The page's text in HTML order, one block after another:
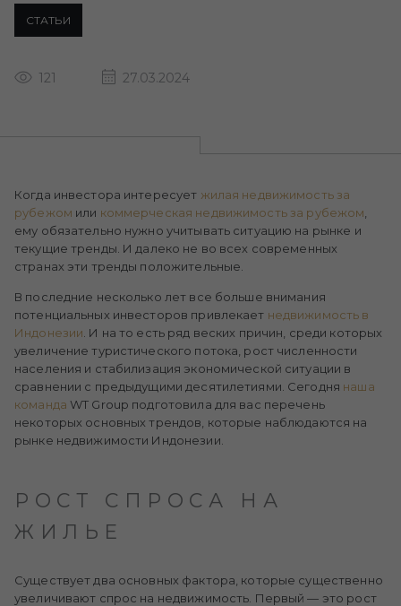
СТАТЬИ
121 27.03.2024
Когда инвестора интересует жилая недвижимостьза
рубежом или коммерческая недвижимостьза рубежом
ему обязательно нужно учитывать ситуацию на рынке и
текущие тренды. И далеко не во всех современных
странах эти тренды положительные.
В последние несколько лет все больше внимания
потенциальных инвесторов привлекает недвижимость в
Индонезии . И на то есть ряд веских причин, среди которых
увеличение туристического потока, рост численности
населения и стабилизация экономической ситуации в
сравнении с предыдущими десятилетиями. Сегодня наша
команда WT Group подготовила для вас перечень
некоторых основных трендов, которые наблюдаются на
рынке недвижимости Индонезии.
РОСТ СПРОСА НА
ЖИЛЬЕ
Существует два основных фактора, которые существенно
увеличивают спрос на недвижимость. Первый — это рост